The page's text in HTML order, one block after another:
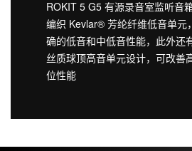
ROKIT 5 G5 有源录音室监听音
编织 Kevlar® 芳纶纤维低音单元
确的低音和中低音性能，此外还
丝质球顶高音单元设计，可改善
位性能